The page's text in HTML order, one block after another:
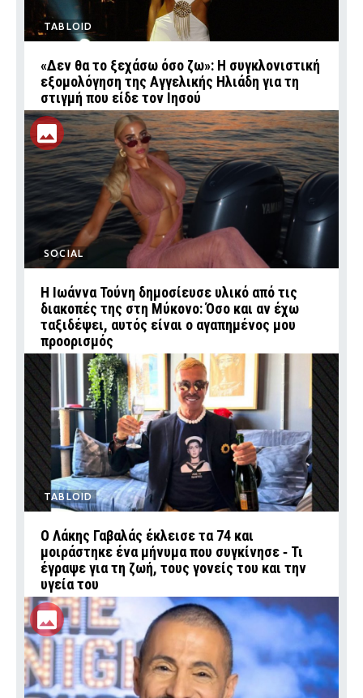
TABLOID
«Δεν θα το ξεχάσω όσο ζω»: Η συγκλονιστική
εξομολόγηση της Αγγελικής Ηλιάδη για τη
στιγμή που είδε τον Ιησού
SOCIAL
Η Ιωάννα Τούνη δημοσίευσε υλικό από τις
διακοπές της στη Μύκονο: Όσο και αν έχω
ταξιδέψει, αυτός είναι ο αγαπημένος μου
προορισμός
TABLOID
Ο Λάκης Γαβαλάς έκλεισε τα 74 και
μοιράστηκε ένα μήνυμα που συγκίνησε ‑ Τι
έγραψε για τη ζωή, τους γονείς του και την
υγεία του